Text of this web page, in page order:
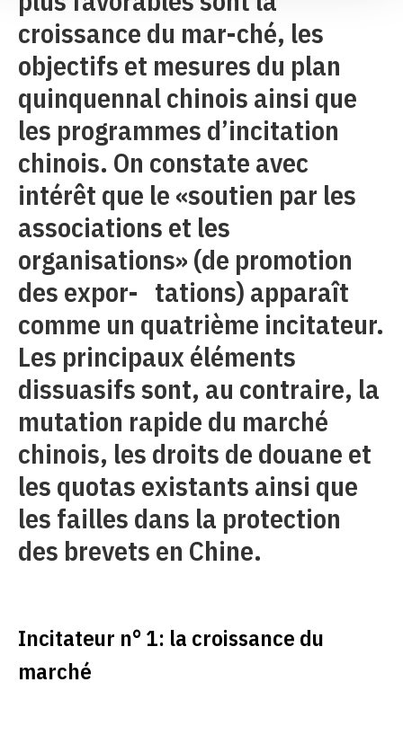
croissance du mar-ché, les
objectifs et mesures du plan
quinquennal chinois ainsi que
les programmes d’incitation
chinois. On constate avec
intérêt que le «soutien par les
associations et les
organisations» (de promotion
des expor- tations) apparaît
comme un quatrième incitateur.
Les principaux éléments
dissuasifs sont, au contraire, la
mutation rapide du marché
chinois, les droits de douane et
les quotas existants ainsi que
les failles dans la protection
des brevets en Chine.
Incitateur n° 1: la croissance du
marché